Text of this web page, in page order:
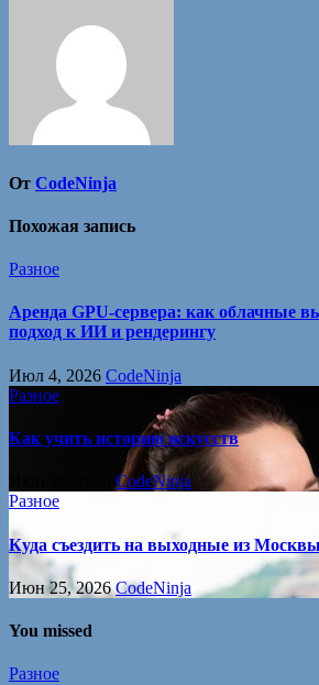
От CodeNinja
Похожая запись
Разное
Аренда GPU-сервера: как облачные
подход к ИИ и рендерингу
Июл 4, 2026 CodeNinja
Разное
Как учить историю искусств
CodeNinja
Разное
Куда съездить на выходные из
Июн 25, 2026CodeNinja
You missed
Разное